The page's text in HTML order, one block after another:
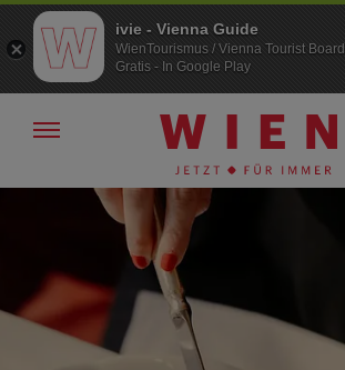
Zur
Zum
Navigation
ivie - Vienna Guide
WienTourismus / Vienna Tourist Board
Gratis - In Google Play